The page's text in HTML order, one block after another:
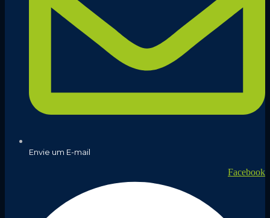
Envie um E-mail
Facebook